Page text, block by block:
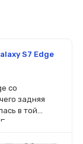
S7 Edge
со
задняя
в той